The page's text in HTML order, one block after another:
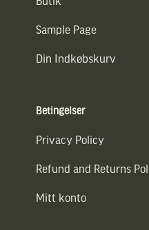
Sample Page
Din Indkøbskurv
Betingelser
Privacy Policy
Refund and Returns
Mitt konto